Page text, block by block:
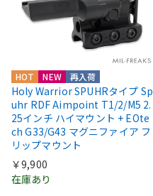
HOT NEW 再入荷
Holy Warrior SPUHRタイプ Sp
uhr RDF Aimpoint T1/2/M5 2.
25インチ ハイマウント + EOte
ch G33/G43 マグニファイア フ
リップマウント
￥9,900
在庫あり